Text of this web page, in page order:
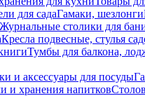
для садаГамаки, шезлонги
Журнальные столики для
Кресла подвесные, стулья
Тумбы для балкона,
и аксессуары для посуды
и хранения напитков